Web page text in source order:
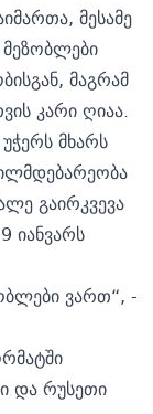
მესამე
მაგრამ
კარი ღიაა.
მხარს
გაირკვევა
იანვარს
ვართ“, -
და რუსეთი